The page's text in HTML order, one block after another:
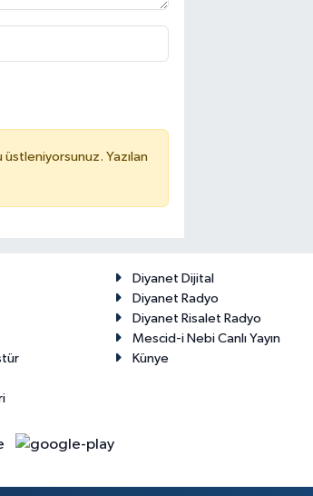
Yazılan
Diyanet Dijital
Diyanet Radyo
Diyanet Risalet Radyo
Mescid-i Nebi Canlı Yayın
Künye